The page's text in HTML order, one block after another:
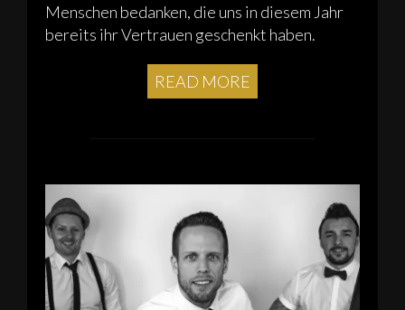
Menschen bedanken, die uns in diesem Jahr
bereits ihr Vertrauen geschenkt haben.
READ MORE